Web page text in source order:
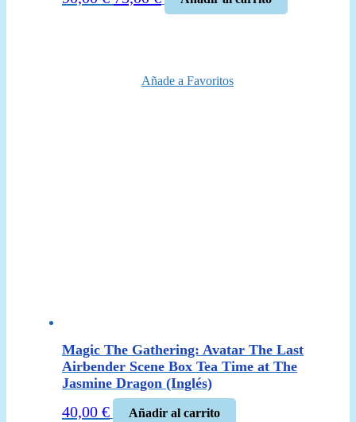
precio
Añade a Favoritos
Magic The Gathering: Avatar The Last
Airbender Scene Box Tea Time at The
Jasmine Dragon (Inglés)
40,00 € Añadir al carrito